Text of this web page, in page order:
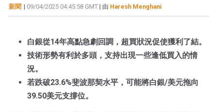
新聞 | 09/04/2025 04:45:58 GMT | 由 Haresh Menghani
白銀從14年高點急劇回調，超買狀況促使獲利了結。
技術形勢有利於多頭，支持出現一些逢低買入的情
況。
若跌破23.6%斐波那契水平，可能將白銀/美元拖向
39.50美元支撐位。